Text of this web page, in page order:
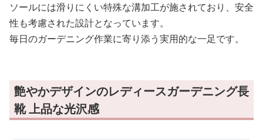
ソールには滑りにくい特殊な溝加工が施されており、安全
性も考慮された設計となっています。
毎日のガーデニング作業に寄り添う実用的な一足です。
艶やかデザインのレディースガーデニング長
靴 上品な光沢感